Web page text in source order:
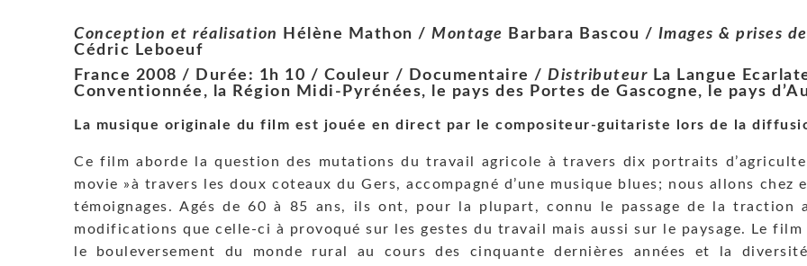
Conception et réalisation Hélène Mathon / Montage Barbara Bascou / Images & prises
Cédric Leboeuf
France 2008 / Durée: 1h 10 / Couleur / Documentaire / Distributeur La Langue
Conventionnée, la Région Midi-Pyrénées, le pays des Portes de Gascogne, le pays
La musique originale du film est jouée en direct par le compositeur-guitariste lors de la
Ce film aborde la question des mutations du travail agricole à travers dix portraits
movie »à travers les doux coteaux du Gers, accompagné d’une musique blues; nous allons
témoignages. Agés de 60 à 85 ans, ils ont, pour la plupart, connu le passage de la traction
modifications que celle-ci à provoqué sur les gestes du travail mais aussi sur le paysage. Le
le bouleversement du monde rural au cours des cinquante dernières années et la